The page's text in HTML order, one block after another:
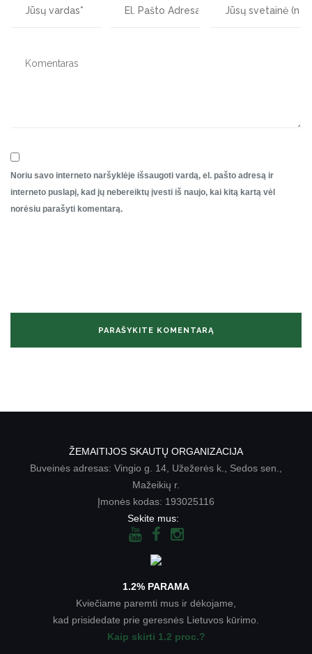
Noriu savo interneto naršyklėje išsaugoti vardą, el. pašto adresą ir
interneto puslapį, kad jų nebereiktų įvesti iš naujo, kai kitą kartą vėl
norėsiu parašyti komentarą.
ŽEMAITIJOS SKAUTŲ ORGANIZACIJA
Buveinės adresas: Vingio g. 14, Užežerės k., Sedos sen.,
Mažeikių r.
Įmonės kodas: 193025116
Sekite mus:
1.2% PARAMA
Kviečiame paremti mus ir dėkojame,
kad prisidedate prie geresnės Lietuvos kūrimo.
Kaip skirti 1.2 proc.?